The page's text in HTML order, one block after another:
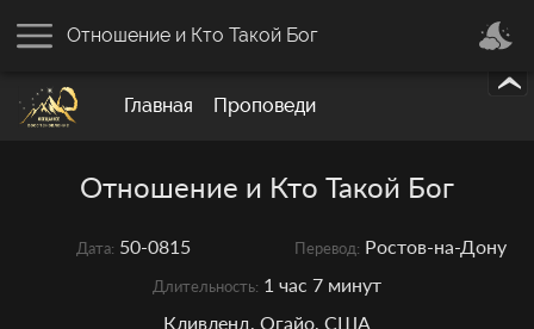
Главная Проповеди
Отношение и Кто Такой Бог
Отношение и Кто Такой Бог
Дата: 50-0815 Перевод: Ростов-на-Дону
Длительность: 1 час 7 минут
Кливленд, Огайо, США